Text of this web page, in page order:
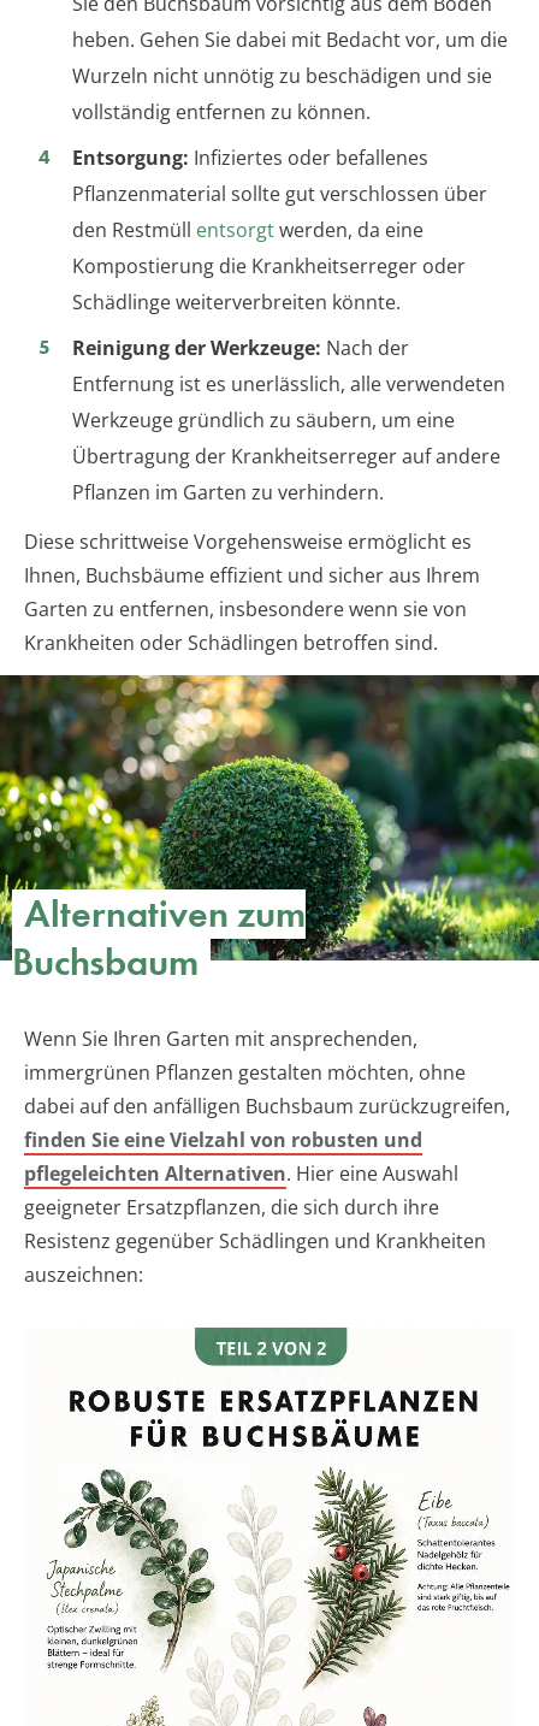
heben. Gehen Sie dabei mit Bedacht vor, um die
Wurzeln nicht unnötig zu beschädigen und sie
vollständig entfernen zu können.
Entsorgung: Infiziertes oder befallenes
Pflanzenmaterial sollte gut verschlossen über
den Restmüll entsorgtwerden, da eine
Kompostierung die Krankheitserreger oder
Schädlinge weiterverbreiten könnte.
Reinigung der Werkzeuge: Nach der
Entfernung ist es unerlässlich, alle verwendeten
Werkzeuge gründlich zu säubern, um eine
Übertragung der Krankheitserreger auf andere
Pflanzen im Garten zu verhindern.
Diese schrittweise Vorgehensweise ermöglicht es
Ihnen, Buchsbäume effizient und sicher aus Ihrem
Garten zu entfernen, insbesondere wenn sie von
Krankheiten oder Schädlingen betroffen sind.
Alternativen zum
Buchsbaum
Wenn Sie Ihren Garten mit ansprechenden,
immergrünen Pflanzen gestalten möchten, ohne
dabei auf den anfälligen Buchsbaum zurückzugreifen,
finden Sie eine Vielzahl von robusten und
pflegeleichten Alternativen. Hier eine Auswahl
geeigneter Ersatzpflanzen, die sich durch ihre
Resistenz gegenüber Schädlingen und Krankheiten
auszeichnen: